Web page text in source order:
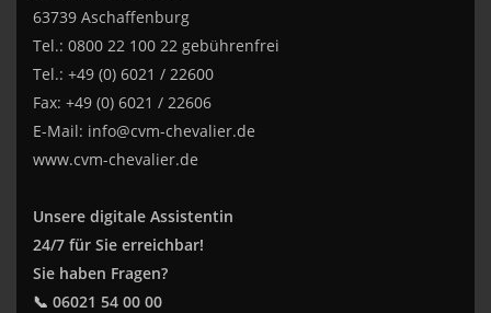
63739 Aschaffenburg
Tel.: 0800 22 100 22 gebührenfrei
Tel.: +49 (0) 6021 / 22600
Fax: +49 (0) 6021 / 22606
E-Mail: info@cvm-chevalier.de
www.cvm-chevalier.de
Unsere digitale Assistentin
24/7 für Sie erreichbar!
Sie haben Fragen?
📞 06021 54 00 00